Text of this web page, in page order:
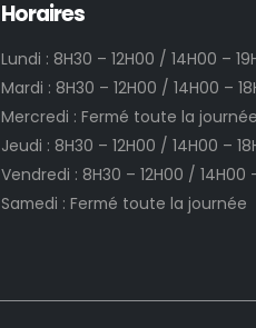
Horaires
Lundi : 8H30 – 12H00 / 14H00 –
Mardi : 8H30 – 12H00 / 14H00 –
Mercredi : Fermé toute la journée
Jeudi : 8H30 – 12H00 / 14H00 –
Vendredi : 8H30 – 12H00 / 14H00
Samedi : Fermé toute la journée